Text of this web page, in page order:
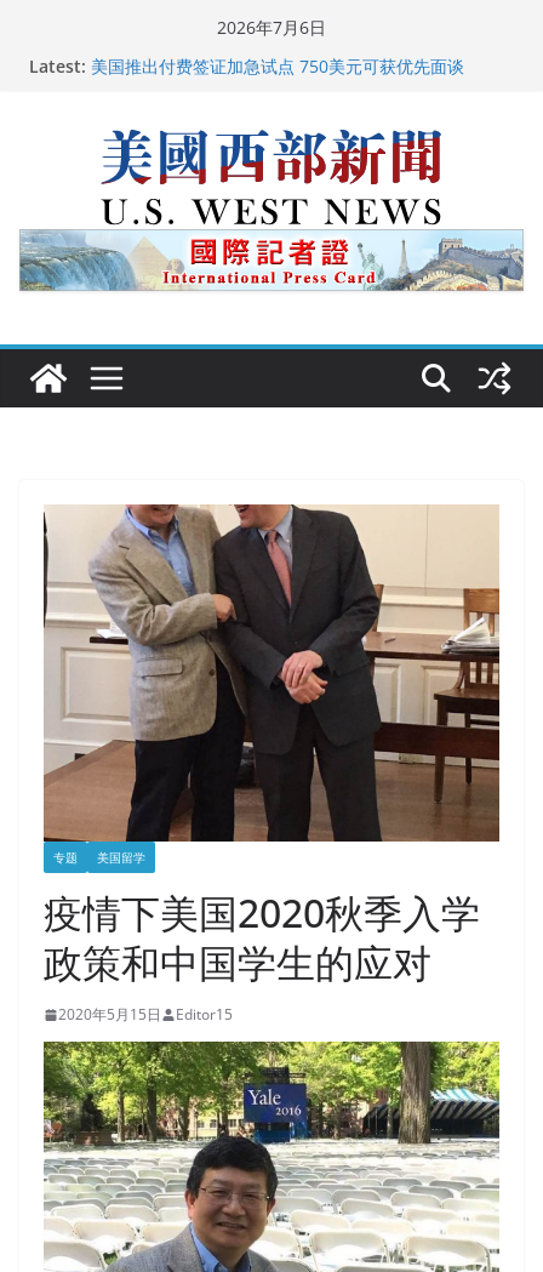
2026年7月6日
Latest:
广州市沉香协会会长周天明：让沉香有序走向世界
美国推出付费签证加急试点 750美元可获优先面谈
美国最高法院维持“出生公民权” : 出生在美国就是美国
人！
中国驻美国大使谢锋邀请美国老教师罗纳德·萨科尔斯基
再次访华
专题 美国留学
疫情下美国2020秋季入学
政策和中国学生的应对
2020年5月15日 Editor15